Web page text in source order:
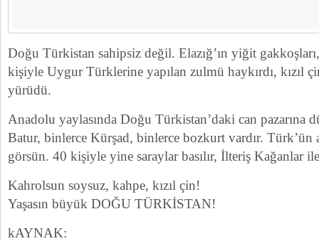
Doğu Türkistan sahipsiz değil. Elazığ’ın yiğit
kişiyle Uygur Türklerine yapılan zulmü haykırdı, kızıl
yürüdü.
Anadolu yaylasında Doğu Türkistan’daki can pazarına
Batur, binlerce Kürşad, binlerce bozkurt vardır. Türk’ün
görsün. 40 kişiyle yine saraylar basılır, İlteriş Kağanlar
Kahrolsun soysuz, kahpe, kızıl çin!
Yaşasın büyük DOĞU TÜRKİSTAN!
kAYNAK: